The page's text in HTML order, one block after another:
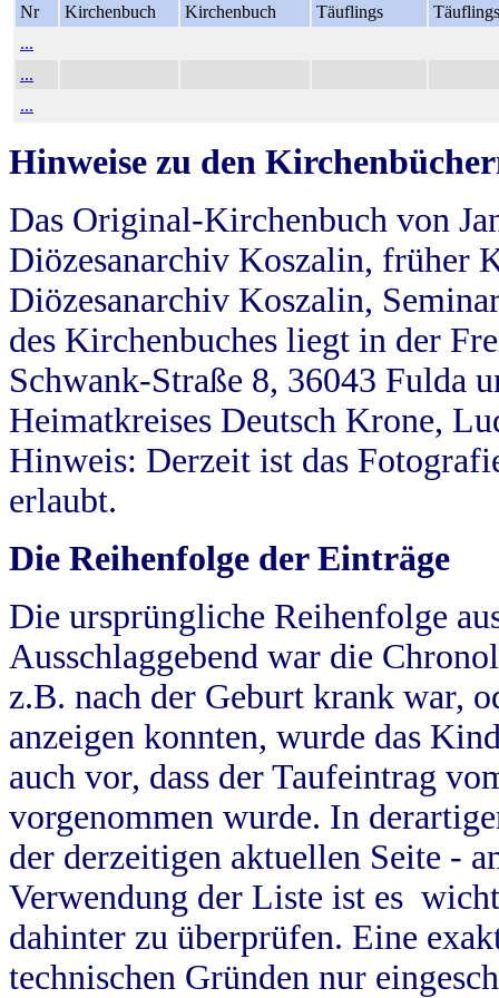
Nr
Kirchenbuch
Kirchenbuch
Täuflings
Täuflings
...
...
...
Hinweise zu den
Das Original-Kirchenbuch von
Diözesanarchiv Koszalin, früher
Diözesanarchiv Koszalin,
des Kirchenbuches liegt in der
Schwank-Straße 8, 36043 Fulda
Heimatkreises Deutsch Krone,
Hinweis: Derzeit ist das
erlaubt.
Die Reihenfolge der Einträge
Die ursprüngliche Reihenfolge
Ausschlaggebend war die
z.B. nach der Geburt krank war,
anzeigen konnten, wurde das
auch vor, dass der Taufeintrag
vorgenommen wurde. In
der derzeitigen aktuellen Seite -
Verwendung der Liste ist es
dahinter zu überprüfen. Eine
technischen Gründen nur